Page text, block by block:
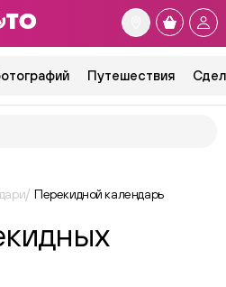
Путешествия
Перекидной календарь